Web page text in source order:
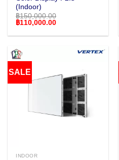
(Indoor)
฿150,000.00
Original
was:
฿110,000.00Current
is:
SALE
INDOOR